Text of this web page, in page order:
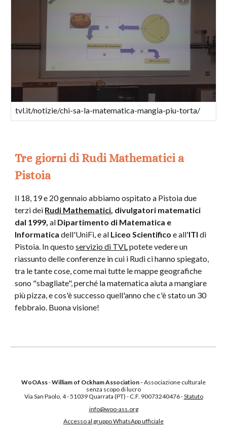
tvl.it/notizie/chi-sa-la-matematica-mangia-piu-torta/
Tre giorni di Rudi Mathematici a
Pistoia
Il 18, 19 e 20 gennaio abbiamo ospitato a Pistoia due
terzi dei Rudi Mathematici , divulgatori matematici
dal 1999,al Dipartimento di Matematica e
Informatica dell'UniFi, e al Liceo Scientifico e all'ITIdi
Pistoia . In questoservizio di TVL potete vedere un
riassunto delle conferenze in cui i Rudi ci hanno spiegato,
tra le tante cose, come mai tutte le mappe geografiche
sono "sbagliate", perché la matematica aiuta a mangiare
più pizza, e cos'è successo quell'anno che c'è stato un 30
febbraio. Buona visione!
WoOAss-William of Ockham Association - Associazione culturale
senza scopo di lucro
Via San Paolo, 4 - 51039 Quarrata (PT) - C.F. 90073240476 -Statuto
info@woo-ass.org
Accesso al gruppo WhatsApp ufficiale